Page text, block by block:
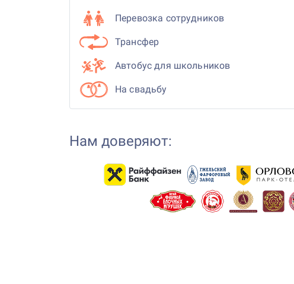
Перевозка сотрудников
Трансфер
Автобус для школьников
На свадьбу
Нам доверяют: